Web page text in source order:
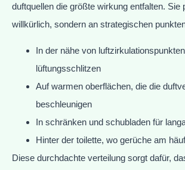
duftquellen die größte wirkung entfalten. Sie
willkürlich, sondern an strategischen
In der nähe von
lüftungsschlitzen
Auf warmen oberflächen, die die
beschleunigen
In schränken und schubladen für
Hinter der toilette, wo gerüche am
Diese durchdachte verteilung sorgt dafür,